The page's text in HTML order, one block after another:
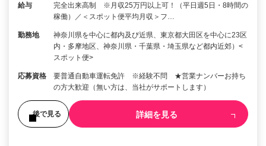
給与
完全出来高制 ※月収25万円以上可！（平日週5日・8時間の
稼働）／＜スポット便平均月収＞フ…
勤務地
神奈川県を中心に都内及び近県、東京都大田区を中心に23区
内・多摩地区、神奈川県・千葉県・埼玉県など都内近郊）<
スポット便>
応募資格
要普通自動車運転免許 ※経験不問 ★営業ナンバーお持ち
の方大歓迎（無い方は、当社がサポートします）
後で見る 詳細を見る